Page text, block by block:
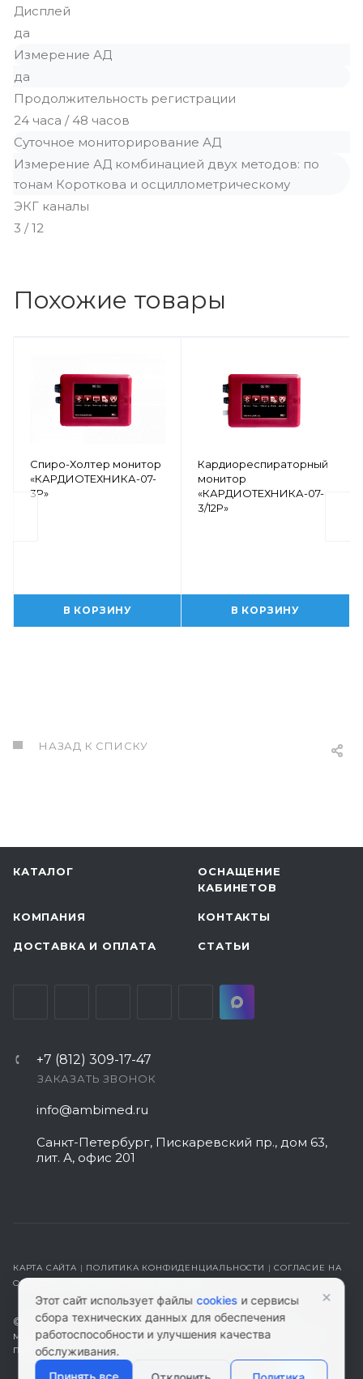
Дисплей
да
Измерение АД
да
Продолжительность регистрации
24 часа / 48 часов
Суточное мониторирование АД
Измерение АД комбинацией двух методов: по
тонам Короткова и осциллометрическому
ЭКГ каналы
3 / 12
Похожие товары
Спиро-Холтер монитор
«КАРДИОТЕХНИКА-07-
3Р»
В КОРЗИНУ
Кардиореспираторный
монитор
«КАРДИОТЕХНИКА-07-
3/12Р»
В КОРЗИНУ
НАЗАД К СПИСКУ
КАТАЛОГ
ОСНАЩЕНИЕ
КАБИНЕТОВ
КОМПАНИЯ КОНТАКТЫ
ДОСТАВКА И ОПЛАТА СТАТЬИ
+7 (812) 309-17-47
ЗАКАЗАТЬ ЗВОНОК
info@ambimed.ru
Санкт-Петербург, Пискаревский пр., дом 63,
лит. А, офис 201
КАРТА САЙТА | ПОЛИТИКА КОНФИДЕНЦИАЛЬНОСТИ |СОГЛАСИЕ НА
ОБРАБОТКУ ПЕРСОНАЛЬНЫХ ДАННЫХ
© 2026 ambimed.ru - Медицинское оборудование и
медтехника. Информация на этом ресурсе не является
публичной офертой.
Этот сайт использует файлыcookies и сервисы
сбора технических данных для обеспечения
работоспособности и улучшения качества
обслуживания.
Принять все
×